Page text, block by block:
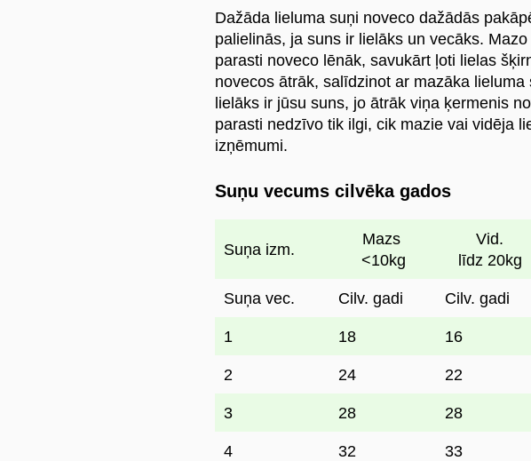
Dažāda lieluma suņi noveco dažādās
palielinās, ja suns ir lielāks un vecāks.
parasti noveco lēnāk, savukārt ļoti lielas
novecos ātrāk, salīdzinot ar mazāka
lielāks ir jūsu suns, jo ātrāk viņa ķermenis
parasti nedzīvo tik ilgi, cik mazie vai vidēja
izņēmumi.
Suņu vecums cilvēka gados
Suņa izm.
Mazs
<10kg
Vid.
līdz 20kg
Suņa vec. Cilv. gadi Cilv. gadi
1 18 16
2 24 22
3 28 28
4 32 33